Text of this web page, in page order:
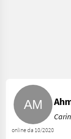
online da 10/2020